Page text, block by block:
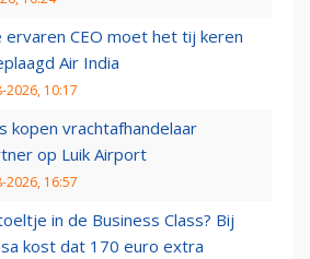
ervaren CEO moet het tij keren
Air India
2026, 10:17
kopen vrachtafhandelaar
op Luik Airport
2026, 16:57
in de Business Class? Bij
kost dat 170 euro extra